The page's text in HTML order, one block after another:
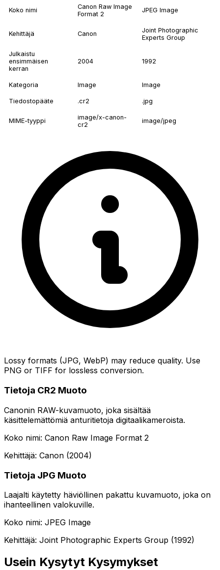
Koko nimi
Canon Raw Image
Format 2
JPEG Image
Kehittäjä Canon
Joint Photographic
Experts Group
Julkaistu
ensimmäisen
kerran
2004 1992
Kategoria Image Image
Tiedostopääte .cr2 .jpg
MIME-tyyppi
image/x-canon-
cr2
image/jpeg
Lossy formats (JPG, WebP) may reduce quality. Use
PNG or TIFF for lossless conversion.
Tietoja CR2 Muoto
Canonin RAW-kuvamuoto, joka sisältää
käsittelemättömiä anturitietoja digitaalikameroista.
Koko nimi: Canon Raw Image Format 2
Kehittäjä: Canon (2004)
Tietoja JPG Muoto
Laajalti käytetty häviöllinen pakattu kuvamuoto, joka on
ihanteellinen valokuville.
Koko nimi: JPEG Image
Kehittäjä: Joint Photographic Experts Group (1992)
Usein Kysytyt Kysymykset